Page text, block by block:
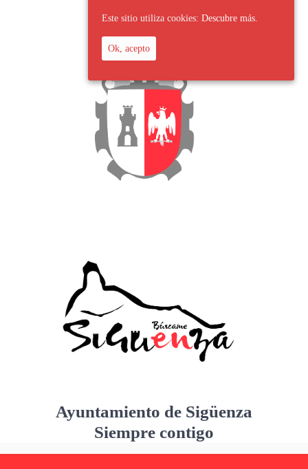
Ayuntamiento de Sigüenza
Siempre contigo
Este sitio utiliza cookies: Descubre más.
Ok, acepto